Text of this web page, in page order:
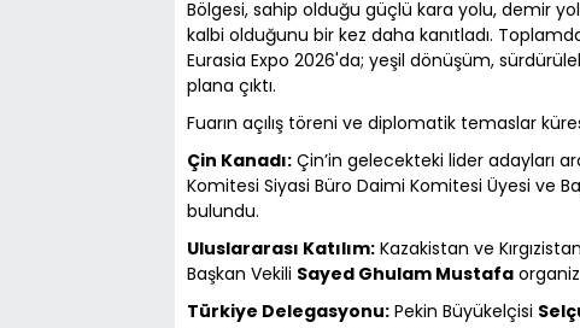
Bölgesi, sahip olduğu güçlü kara yolu, demir
kalbi olduğunu bir kez daha kanıtladı.
Eurasia Expo 2026'da; yeşil dönüşüm,
plana çıktı.
Fuarın açılış töreni ve diplomatik temaslar
Çin Kanadı: Çin’in gelecekteki lider adayları
Komitesi Siyasi Büro Daimi Komitesi Üyesi ve
bulundu.
Uluslararası Katılım: Kazakistan ve
Başkan Vekili Sayed Ghulam Mustafa
Türkiye Delegasyonu: Pekin Büyükelçisi